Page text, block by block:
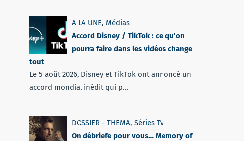
A LA UNE, Médias
Accord Disney / TikTok : ce qu’on
pourra faire dans les vidéos change
tout
Le 5 août 2026, Disney et TikTok ont annoncé un
accord mondial inédit qui p...
DOSSIER - THEMA, Séries Tv
On débriefe pour vous… Memory of